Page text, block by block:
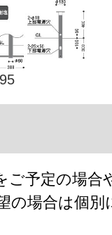
予定の場合
の場合は個別